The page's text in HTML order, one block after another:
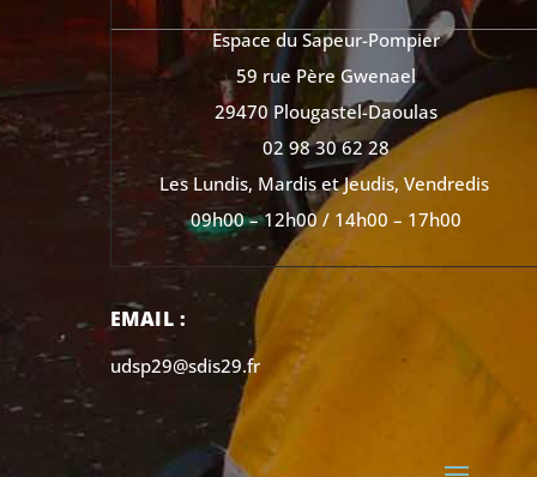
Espace du Sapeur-Pompier
59 rue Père Gwenael
29470 Plougastel-Daoulas
02 98 30 62 28
Les Lundis, Mardis et Jeudis, Vendredis
09h00 – 12h00 / 14h00 – 17h00
EMAIL :
udsp29@sdis29.fr